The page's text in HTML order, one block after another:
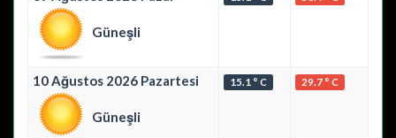
Güneşli
10 Ağustos 2026 Pazartesi
Güneşli
15.1 ° C 29.7 ° C